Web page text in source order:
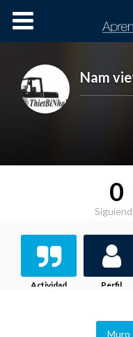
Cursos OnLine
Nam
0
Actividad Perfil
Muro